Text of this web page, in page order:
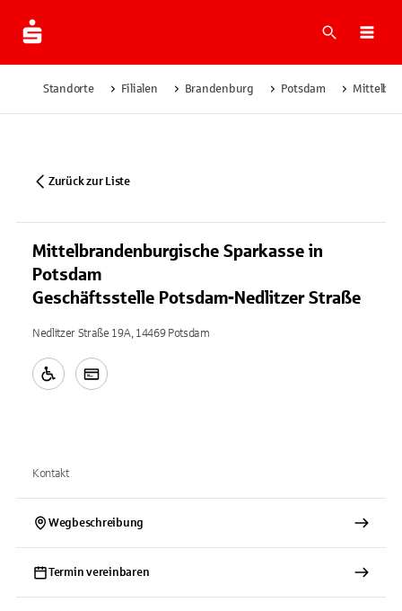
Suche
Standorte Filialen Brandenburg Potsdam
Zurück zur Liste
Mittelbrandenburgische Sparkasse in
Potsdam
Geschäftsstelle Potsdam-Nedlitzer Straße
Nedlitzer Straße 19A, 14469 Potsdam
Kontakt
Wegbeschreibung
Termin vereinbaren